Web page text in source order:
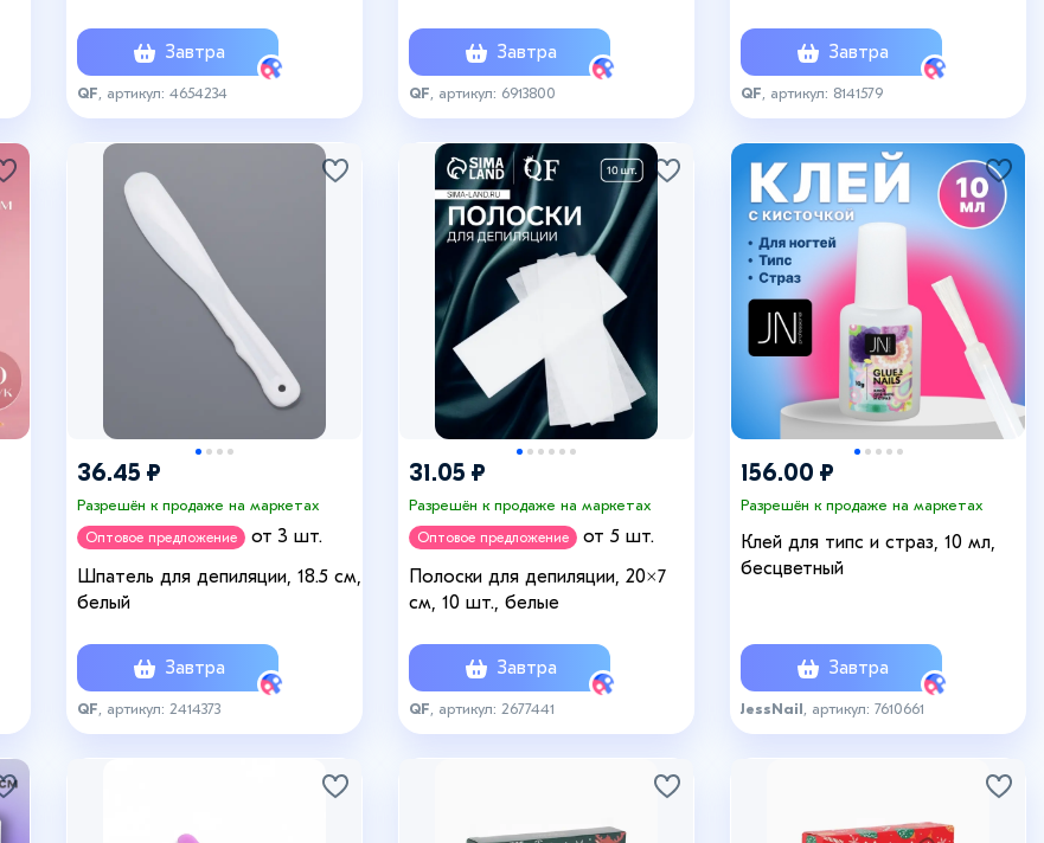
Завтра
QF , артикул: 4654234
Завтра
QF , артикул: 6913800
Завтра
QF , артикул: 8141579
36.45 ₽
Разрешён к продаже на маркетах
Оптовое предложение
от 3 шт.
Шпатель для депиляции, 18.5 см,
белый
Завтра
QF , артикул: 2414373
31.05 ₽
Разрешён к продаже на маркетах
Оптовое предложение
от 5 шт.
Полоски для депиляции, 20×7
см, 10 шт., белые
Завтра
QF , артикул: 2677441
156.00 ₽
Разрешён к продаже на маркетах
Клей для типс и страз, 10 мл,
бесцветный
Завтра
JessNail , артикул: 7610661